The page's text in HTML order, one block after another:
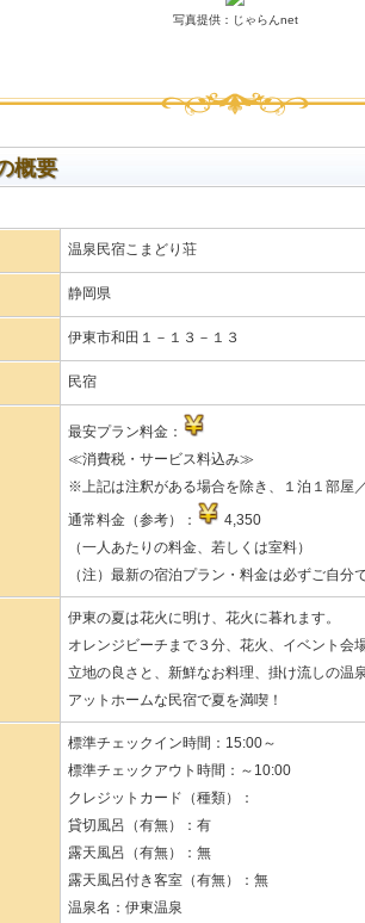
写真提供：じゃらんnet
概要
温泉民宿こまどり荘
静岡県
伊東市和田１－１３－１３
民宿
最安プラン料金：
≪消費税・サービス料込み≫
※上記は注釈がある場合を除き、１泊１部屋
通常料金（参考）：
4,350
（一人あたりの料金、若しくは室料）
（注）最新の宿泊プラン・料金は必ずご自分
伊東の夏は花火に明け、花火に暮れます。
オレンジビーチまで３分、花火、イベント会
立地の良さと、新鮮なお料理、掛け流しの温
アットホームな民宿で夏を満喫！
標準チェックイン時間：15:00～
標準チェックアウト時間：～10:00
クレジットカード（種類）：
貸切風呂（有無）：有
露天風呂（有無）：無
露天風呂付き客室（有無）：無
温泉名：伊東温泉